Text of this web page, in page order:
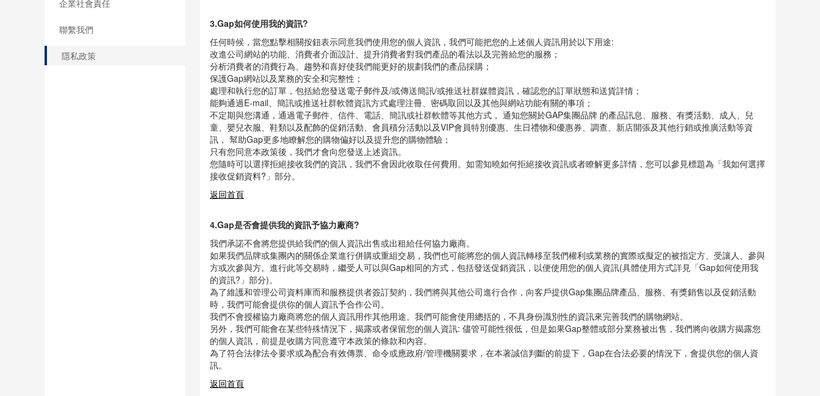
企業社會責任
聯繫我們
返回首頁
3.Gap如何使用我的資訊?
任何時候，當您點擊相關按鈕表示同意我們使用您的個人資訊，我們可能把您的上述個人資訊用於以下用途:
改進公司網站的功能、消費者介面設計、提升消費者對我們產品的看法以及完善給您的服務；
分析消費者的消費行為、趨勢和喜好使我們能更好的規劃我們的產品採購；
保護Gap網站以及業務的安全和完整性；
處理和執行您的訂單，包括給您發送電子郵件及/或傳送簡訊/或推送社群媒體資訊，確認您的訂單狀態和送貨詳情；
能夠通過E-mail、簡訊或推送社群軟體資訊方式處理注冊、密碼取回以及其他與網站功能有關的事項；
不定期與您溝通，通過電子郵件、信件、電話、簡訊或社群軟體等其他方式， 通知您關於GAP集團品牌 的產品訊息、服務、有獎活動、成人、兒
童、嬰兒衣服、鞋類以及配飾的促銷活動、會員積分活動以及VIP會員特別優惠、生日禮物和優惠券、調查、新店開張及其他行銷或推廣活動等資
訊， 幫助Gap更多地瞭解您的購物偏好以及提升您的購物體驗；
只有您同意本政策後，我們才會向您發送上述資訊。
您隨時可以選擇拒絕接收我們的資訊，我們不會因此收取任何費用。如需知曉如何拒絕接收資訊或者瞭解更多詳情，您可以參見標題為「我如何選擇
接收促銷資料?」部分。
返回首頁
4.Gap是否會提供我的資訊予協力廠商?
我們承諾不會將您提供給我們的個人資訊出售或出租給任何協力廠商。
如果我們品牌或集團內的關係企業進行併購或重組交易，我們也可能將您的個人資訊轉移至我們權利或業務的實際或擬定的被指定方、受讓人、參與
方或次參與方。進行此等交易時，繼受人可以與Gap相同的方式，包括發送促銷資訊，以便使用您的個人資訊(具體使用方式詳見「Gap如何使用我
的資訊?」部分)。
為了維護和管理公司資料庫而和服務提供者簽訂契約，我們將與其他公司進行合作，向客戶提供Gap集團品牌產品、服務、有獎銷售以及促銷活動
時，我們可能會提供你的個人資訊予合作公司。
我們不會授權協力廠商將您的個人資訊用作其他用途。我們可能會使用總括的，不具身份識別性的資訊來完善我們的購物網站。
另外，我們可能會在某些特殊情況下，揭露或者保留您的個人資訊: 儘管可能性很低，但是如果Gap整體或部分業務被出售，我們將向收購方揭露您
的個人資訊，前提是收購方同意遵守本政策的條款和內容。
為了符合法律法令要求或為配合有效傳票、命令或應政府/管理機關要求，在本著誠信判斷的前提下，Gap在合法必要的情況下，會提供您的個人資
訊。